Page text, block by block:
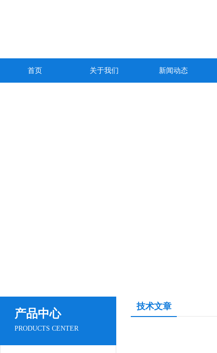
首页 关于我们 新闻动态
产品中心
PRODUCTS CENTER
技术文章